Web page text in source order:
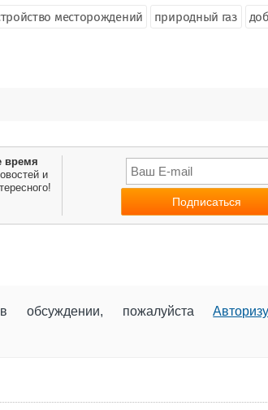
месторождений природный газ
время
и
обсуждении, пожалуйста